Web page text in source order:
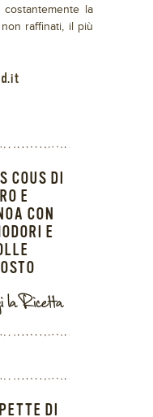
la
raffinati, il più
COUS DI
E
CON
E
la Ricetta
DI